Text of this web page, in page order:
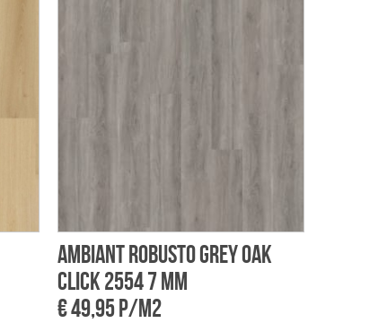
Ambiant Robusto Grey Oak
Click 2554 7 mm
€ 49,95 p/m2